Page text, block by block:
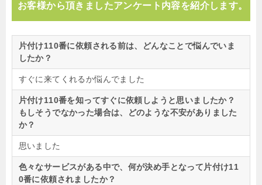
お客様から頂きましたアンケート内容を紹介します。
片付け110番に依頼される前は、どんなことで悩んでいま
したか？
すぐに来てくれるか悩んでました
片付け110番を知ってすぐに依頼しようと思いましたか？
もしそうでなかった場合は、どのような不安がありました
か？
思いました
色々なサービスがある中で、何が決め手となって片付け11
0番に依頼されましたか？